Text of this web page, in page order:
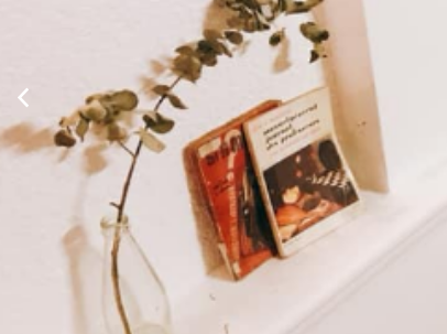
Xem thông tin phòng
Thông Tin Chi Tiết Của CSLT Minh's Home
Mô tả